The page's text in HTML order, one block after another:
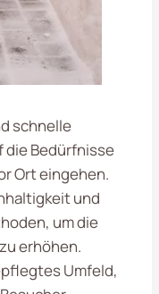
schnelle
die Bedürfnisse
Ort eingehen.
und
um die
zu erhöhen.
Umfeld,